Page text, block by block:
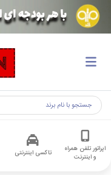
اپراتور تلفن همراه
و اینترنت
تاکسی اینترنتی